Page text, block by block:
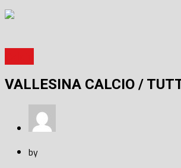
VALLESINA CALCIO /
by